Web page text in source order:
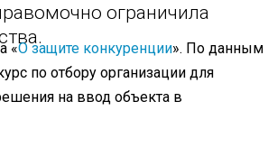
ограничила
«О защите конкуренции». По данным
по отбору организации для
на ввод объекта в